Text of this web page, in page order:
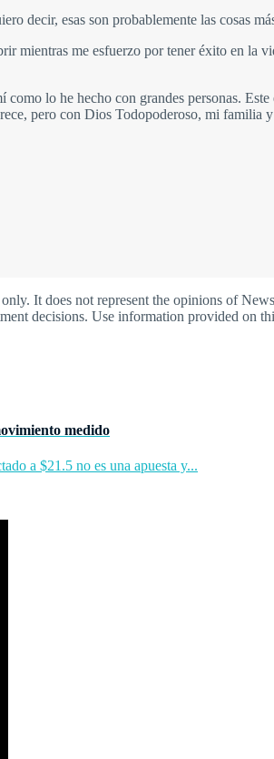
decir, esas son probablemente las cosas
mientras me esfuerzo por tener éxito en la
lo he hecho con grandes personas.
pero con Dios Todopoderoso, mi familia
It does not represent the opinions of
decisions. Use information provided on
medido
a $21.5 no es una apuesta y...